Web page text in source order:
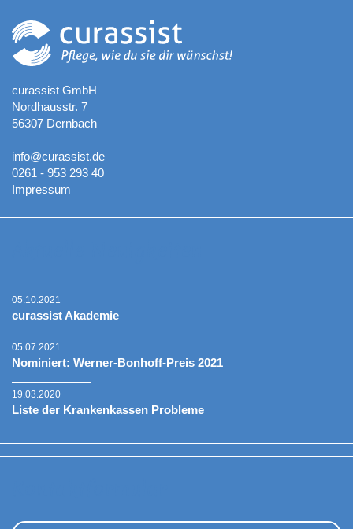
curassist GmbH
Nordhausstr. 7
56307 Dernbach
info@curassist.de
0261 - 953 293 40
Impressum
05.10.2021
curassist Akademie
05.07.2021
Nominiert: Werner-Bonhoff-Preis 2021
19.03.2020
Liste der Krankenkassen Probleme